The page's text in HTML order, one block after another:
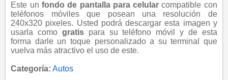
Este un fondo de pantalla para celular compatible con
teléfonos móviles que posean una resolución de
240x320 pixeles. Usted podrá descargar esta imagen y
usarla como gratispara su teléfono móvil y de esta
forma darle un toque personalizado a su terminal que
vuelva más atractivo el uso de este.
Categoría: Autos